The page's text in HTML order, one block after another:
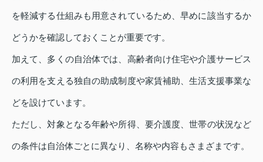
を軽減する仕組みも用意されているため、早めに該当するか
どうかを確認しておくことが重要です。
加えて、多くの自治体では、高齢者向け住宅や介護サービス
の利用を支える独自の助成制度や家賃補助、生活支援事業な
どを設けています。
ただし、対象となる年齢や所得、要介護度、世帯の状況など
の条件は自治体ごとに異なり、名称や内容もさまざまです。